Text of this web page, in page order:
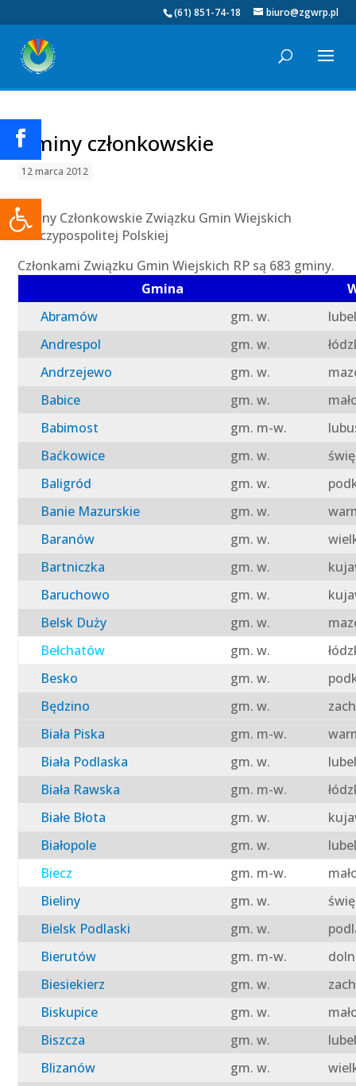
Otwórz pasek narzędzi
(61) 851-74-18 biuro@zgwrp.pl
Gminy członkowskie
12 marca 2012
Gminy Członkowskie Związku Gmin Wiejskich
Rzeczypospolitej Polskiej
Członkami Związku Gmin Wiejskich RP są 683 gminy.
Gmina
Abramów
gm. w.
Andrespol
gm. w.
Andrzejewo
gm. w.
Babice
gm. w.
Babimost
gm. m-w.
Baćkowice
gm. w.
Baligród
gm. w.
Banie Mazurskie
gm. w.
Baranów
gm. w.
Bartniczka
gm. w.
Baruchowo
gm. w.
Belsk Duży
gm. w.
Bełchatów
gm. w.
Besko
gm. w.
Będzino
gm. w.
Biała Piska
gm. m-w.
Biała Podlaska
gm. w.
Biała Rawska
gm. m-w.
Białe Błota
gm. w.
Białopole
gm. w.
Biecz
gm. m-w.
Bieliny
gm. w.
Bielsk Podlaski
gm. w.
Bierutów
gm. m-w.
Biesiekierz
gm. w.
Biskupice
gm. w.
Biszcza
gm. w.
Blizanów
gm. w.